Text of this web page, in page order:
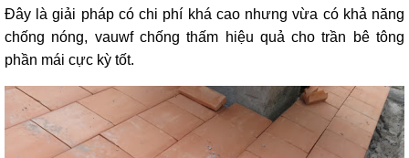
Đây là giải pháp có chi phí khá cao nhưng vừa có khả năng
chống nóng, vauwf chống thấm hiệu quả cho trần bê tông
phần mái cực kỳ tốt.